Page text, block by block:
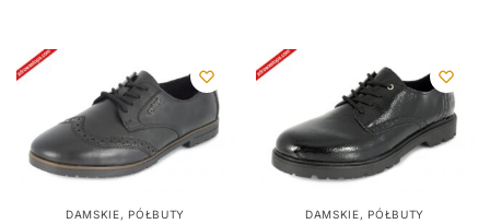
DAMSKIE,PÓŁBUTY DAMSKIE,PÓŁBUTY